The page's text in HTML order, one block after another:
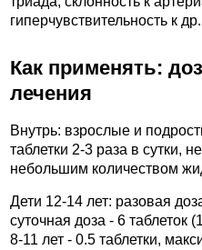
гиперчувствительность к
Как применять:
лечения
Внутрь: взрослые и
таблетки 2-3 раза в сутки,
небольшим количеством
Дети 12-14 лет: разовая
суточная доза - 6 таблеток
8-11 лет - 0.5 таблетки,